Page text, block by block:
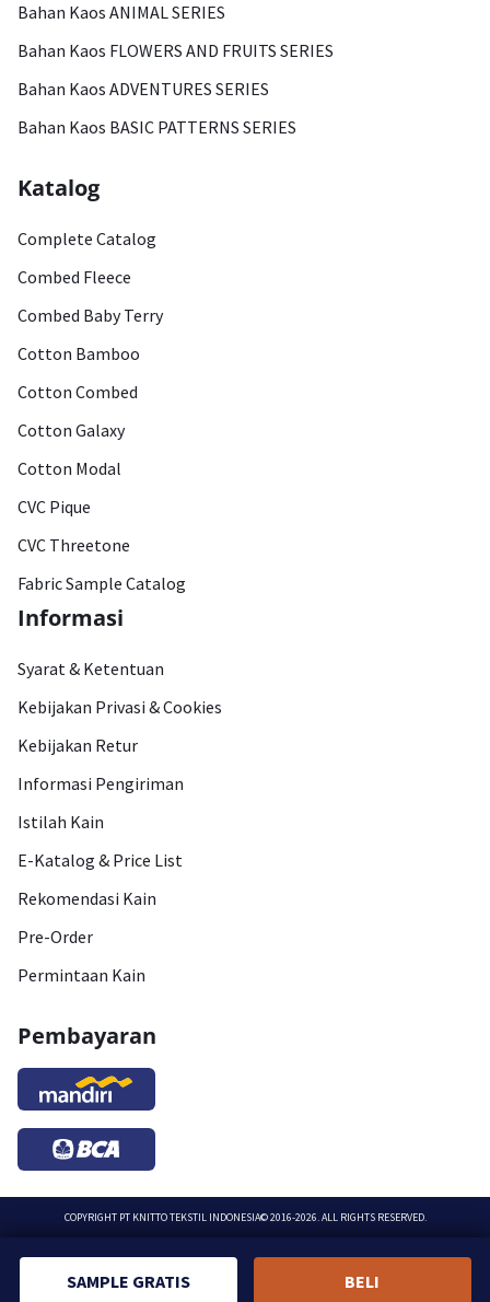
Bahan Kaos ANIMAL SERIES
Bahan Kaos FLOWERS AND FRUITS SERIES
Bahan Kaos ADVENTURES SERIES
Bahan Kaos BASIC PATTERNS SERIES
Katalog
Complete Catalog
Combed Fleece
Combed Baby Terry
Cotton Bamboo
Cotton Combed
Cotton Galaxy
Cotton Modal
CVC Pique
CVC Threetone
Fabric Sample Catalog
Informasi
Syarat & Ketentuan
Kebijakan Privasi & Cookies
Kebijakan Retur
Informasi Pengiriman
Istilah Kain
E-Katalog & Price List
Rekomendasi Kain
Pre-Order
Permintaan Kain
Pembayaran
COPYRIGHT PT KNITTO TEKSTIL INDONESIA© 2016-2026. ALL RIGHTS RESERVED.
SAMPLE GRATIS BELI